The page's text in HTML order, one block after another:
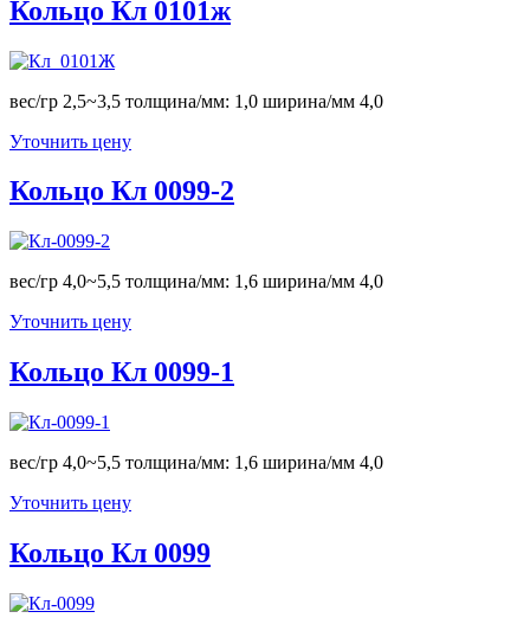
Кольцо Кл 0101ж
вес/гр 2,5~3,5 толщина/мм: 1,0 ширина/мм 4,0
Уточнить цену
Кольцо Кл 0099-2
вес/гр 4,0~5,5 толщина/мм: 1,6 ширина/мм 4,0
Уточнить цену
Кольцо Кл 0099-1
вес/гр 4,0~5,5 толщина/мм: 1,6 ширина/мм 4,0
Уточнить цену
Кольцо Кл 0099